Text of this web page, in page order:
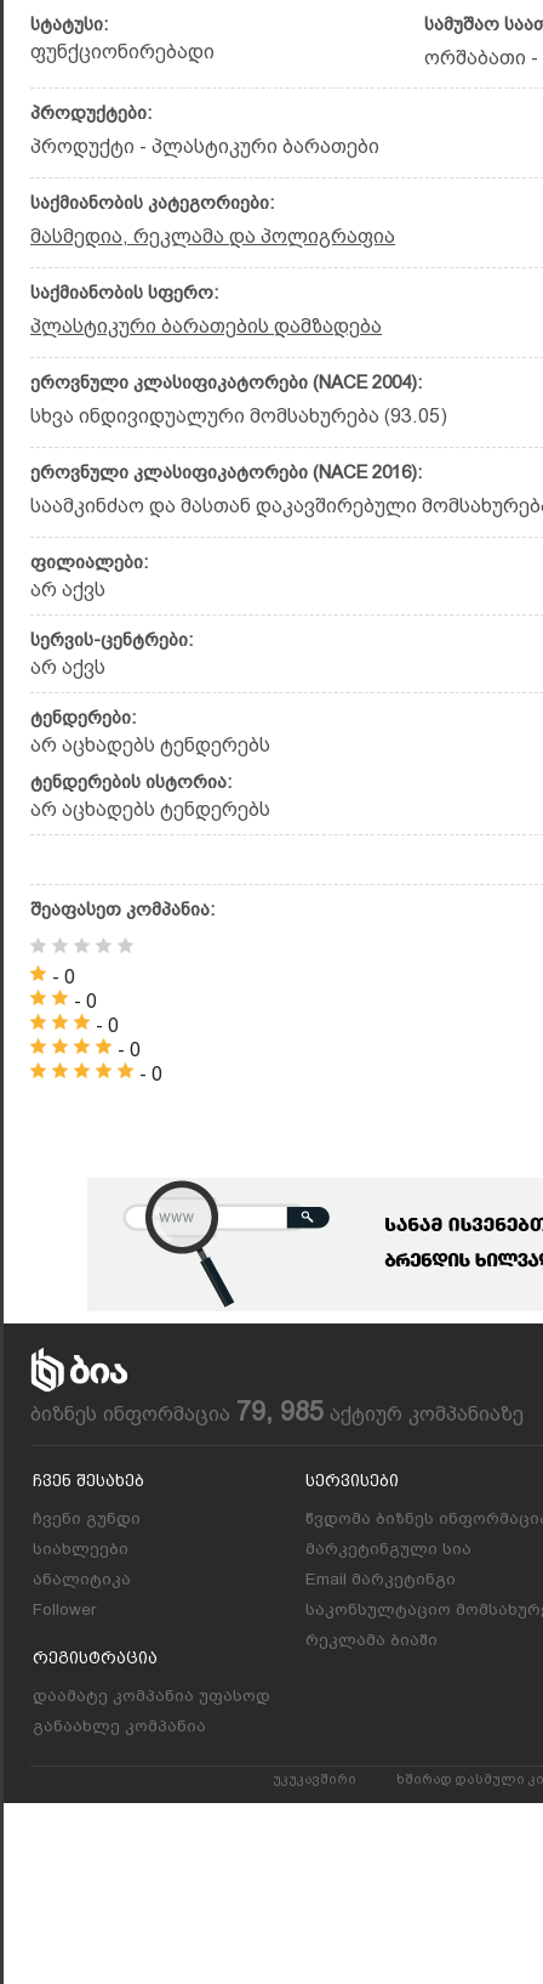
სტატუსი:
ფუნქციონირებადი
სამუშაო
ორშაბათი -
პროდუქტები:
პროდუქტი - პლასტიკური ბარათები
საქმიანობის კატეგორიები:
მასმედია, რეკლამა და პოლიგრაფია
საქმიანობის სფერო:
პლასტიკური ბარათების დამზადება
ეროვნული კლასიფიკატორები (NACE 2004):
სხვა ინდივიდუალური მომსახურება (93.05)
ეროვნული კლასიფიკატორები (NACE 2016):
საამკინძაო და მასთან დაკავშირებული
ფილიალები:
არ აქვს
სერვის-ცენტრები:
არ აქვს
ტენდერები:
არ აცხადებს ტენდერებს
ტენდერების ისტორია:
არ აცხადებს ტენდერებს
შეაფასეთ კომპანია:
- 0
- 0
- 0
- 0
- 0
ბიზნეს ინფორმაცია 79, 985 აქტიურ კომპანიაზე
Ჩვენ Შესახებ
ჩვენი გუნდი
სიახლეები
ანალიტიკა
Follower
Რეგისტრაცია
დაამატე კომპანია უფასოდ
განაახლე კომპანია
Სერვისები
წვდომა ბიზნეს
მარკეტინგული სია
Email მარკეტინგი
საკონსულტაციო
რეკლამა ბიაში
უკუკავშირი ხშირად დასმული